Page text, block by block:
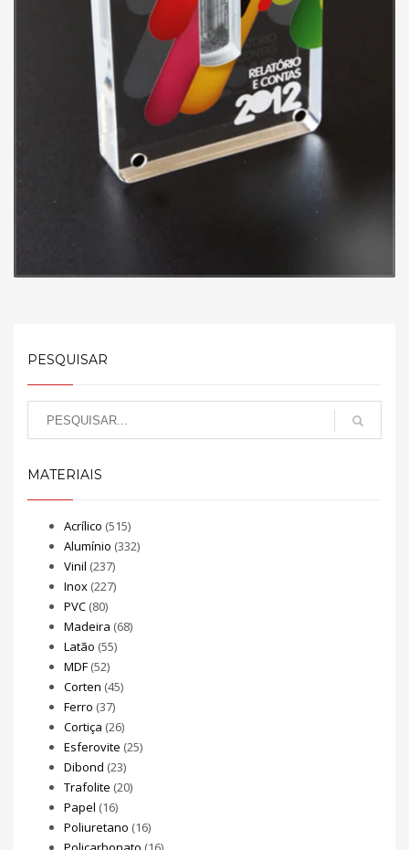
PESQUISAR
MATERIAIS
Acrílico (515)
Alumínio (332)
Vinil (237)
Inox (227)
PVC (80)
Madeira (68)
Latão (55)
MDF (52)
Corten (45)
Ferro (37)
Cortiça (26)
Esferovite (25)
Dibond (23)
Trafolite (20)
Papel (16)
Poliuretano (16)